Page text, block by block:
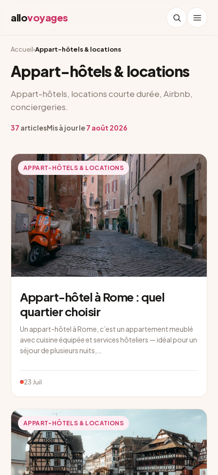
allovoyages
Accueil›Appart-hôtels & locations
Appart-hôtels & locations
Appart-hôtels, locations courte durée, Airbnb,
conciergeries.
37 articlesMis à jour le7 août 2026
APPART-HÔTELS & LOCATIONS
Appart-hôtel à Rome : quel
quartier choisir
Un appart-hôtel à Rome, c’est un appartement meublé
avec cuisine équipée et services hôteliers — idéal pour un
séjour de plusieurs nuits,…
23 Juil
APPART-HÔTELS & LOCATIONS